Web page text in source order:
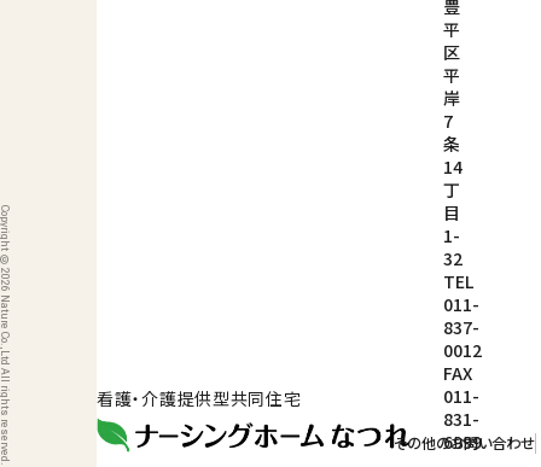
その他のお問い合わせ
看護・介護提供型共同住宅
豊
平
区
平
岸
7
条
14
丁
目
1-
32
TEL
011-
837-
0012
FAX
011-
831-
6999
Copyright © 2026 Nature Co.,Ltd All rights reserved.